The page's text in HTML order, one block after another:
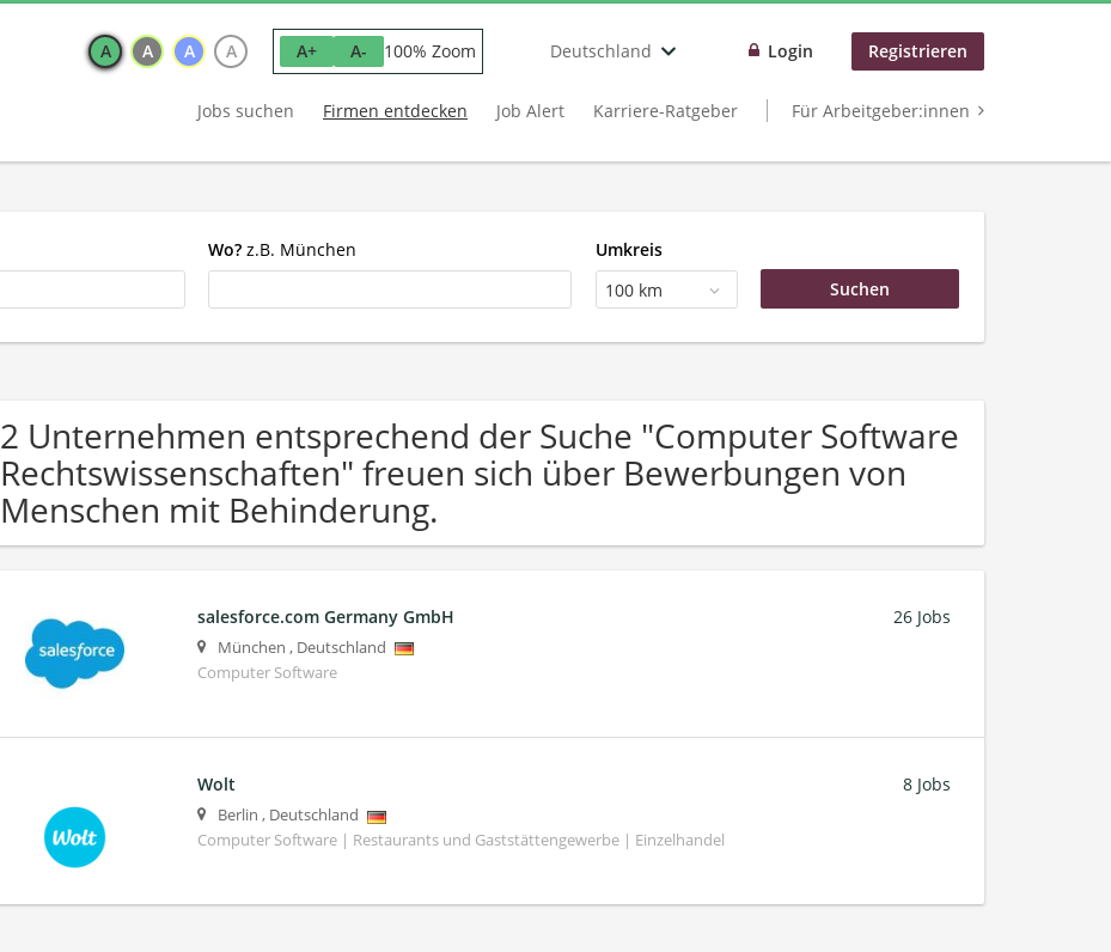
A A A A A+ A- 100% Zoom Deutschland Login Registrieren
Jobs suchen Firmen entdecken Job Alert Karriere-Ratgeber Für Arbeitgeber:innen
Wo? z.B. München
Umkreis
100 km
2 Unternehmen entsprechend der Suche "Computer Software
Rechtswissenschaften" freuen sich über Bewerbungen von
Menschen mit Behinderung.
salesforce.com Germany GmbH
München , Deutschland
Computer Software
26 Jobs
Wolt
Berlin , Deutschland
Computer Software | Restaurants und Gaststättengewerbe | Einzelhandel
8 Jobs